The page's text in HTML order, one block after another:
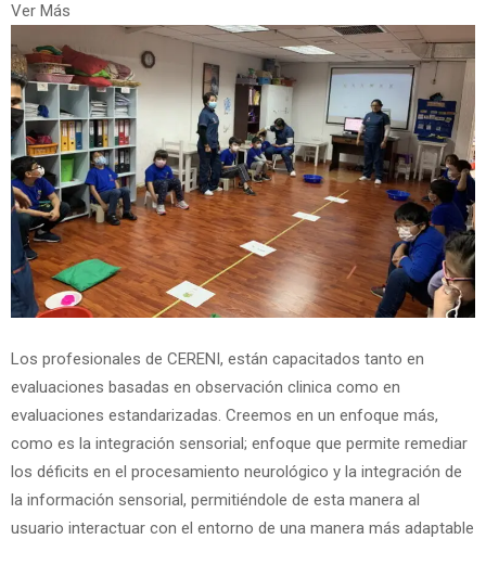
Ver Más
Los profesionales de CERENI, están capacitados tanto en
evaluaciones basadas en observación clinica como en
evaluaciones estandarizadas. Creemos en un enfoque más,
como es la integración sensorial; enfoque que permite remediar
los déficits en el procesamiento neurológico y la integración de
la información sensorial, permitiéndole de esta manera al
usuario interactuar con el entorno de una manera más adaptable